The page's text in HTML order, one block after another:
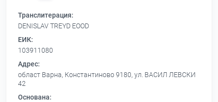
Транслитерация:
DENISLAV TREYD EOOD
ЕИК:
103911080
Адрес:
област Варна, Константиново 9180, ул. ВАСИЛ ЛЕВСКИ
42
Основана: